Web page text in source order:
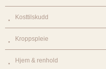
Kosttilskudd
Kroppspleie
Hjem & renhold